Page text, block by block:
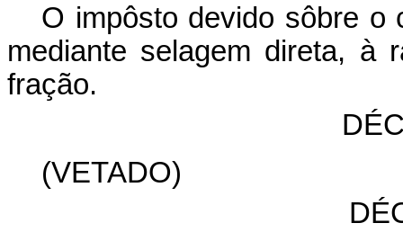
O impôsto devido sôbre o
mediante selagem direta, à
fração.
(VETADO)